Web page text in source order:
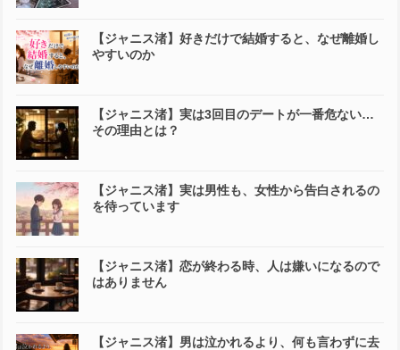
【ジャニス渚】好きだけで結婚すると、なぜ離婚し
やすいのか
【ジャニス渚】実は3回目のデートが一番危ない…
その理由とは？
【ジャニス渚】実は男性も、女性から告白されるの
を待っています
【ジャニス渚】恋が終わる時、人は嫌いになるので
はありません
【ジャニス渚】男は泣かれるより、何も言わずに去